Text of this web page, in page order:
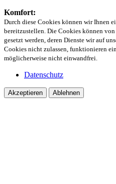
Komfort:
Durch diese Cookies können wir Ihnen
bereitzustellen. Die Cookies können
gesetzt werden, deren Dienste wir auf
Cookies nicht zulassen, funktionieren
möglicherweise nicht einwandfrei.
Datenschutz
Akzeptieren Ablehnen